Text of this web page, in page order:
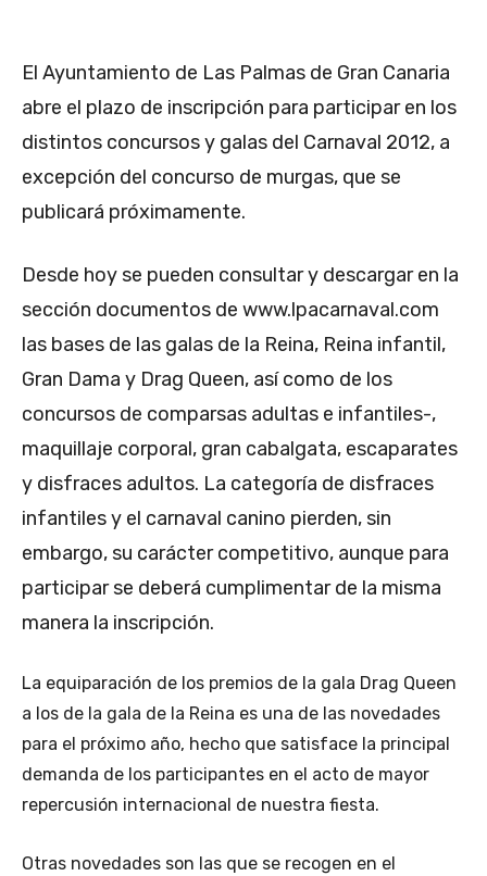
El Ayuntamiento de Las Palmas de Gran Canaria
abre el plazo de inscripción para participar en los
distintos concursos y galas del Carnaval 2012, a
excepción del concurso de murgas, que se
publicará próximamente.
Desde hoy se pueden consultar y descargar en la
sección documentos de www.lpacarnaval.com
las bases de las galas de la Reina, Reina infantil,
Gran Dama y Drag Queen, así como de los
concursos de comparsas adultas e infantiles-,
maquillaje corporal, gran cabalgata, escaparates
y disfraces adultos. La categoría de disfraces
infantiles y el carnaval canino pierden, sin
embargo, su carácter competitivo, aunque para
participar se deberá cumplimentar de la misma
manera la inscripción.
La equiparación de los premios de la gala Drag Queen
a los de la gala de la Reina es una de las novedades
para el próximo año, hecho que satisface la principal
demanda de los participantes en el acto de mayor
repercusión internacional de nuestra fiesta.
Otras novedades son las que se recogen en el